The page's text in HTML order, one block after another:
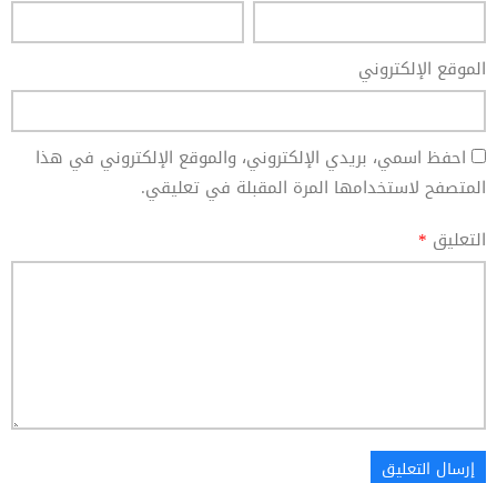
الموقع الإلكتروني
احفظ اسمي، بريدي الإلكتروني، والموقع الإلكتروني في هذا
المتصفح لاستخدامها المرة المقبلة في تعليقي.
التعليق *